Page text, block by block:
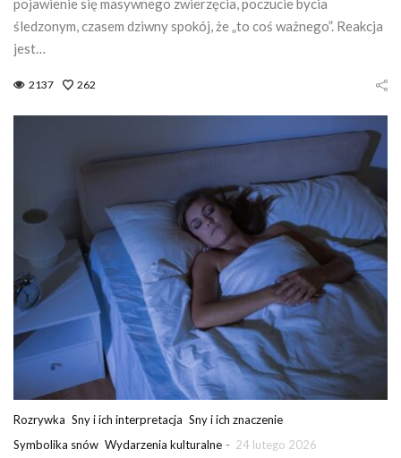
pojawienie się masywnego zwierzęcia, poczucie bycia
śledzonym, czasem dziwny spokój, że „to coś ważnego”. Reakcja
jest…
2137 262
Rozrywka Sny i ich interpretacja Sny i ich znaczenie
Symbolika snów Wydarzenia kulturalne - 24 lutego 2026